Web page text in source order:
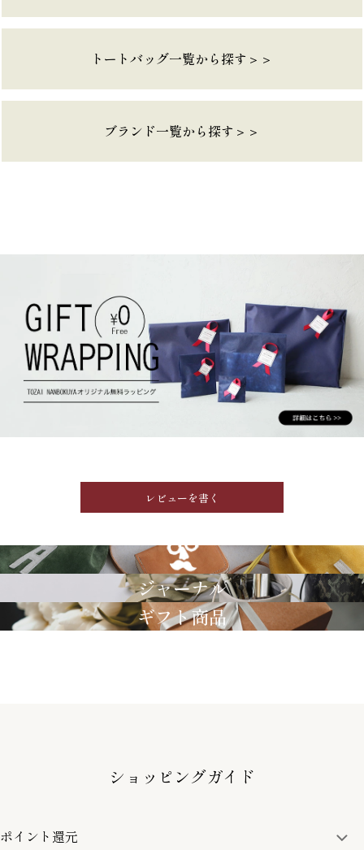
トートバッグ一覧から探す＞＞
ブランド一覧から探す＞＞
レビューを書く
GRIMM LAB
ジャーナル
ギフト商品
ショッピングガイド
ポイント還元